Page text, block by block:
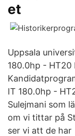
et
Uppsala
180.0hp - HT20
IT 180.0hp -
Sulejmani som
om vi tittar på
ser vi att de